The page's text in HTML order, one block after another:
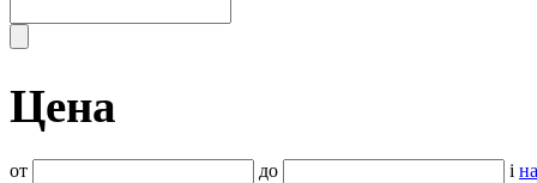
Цена
от до i